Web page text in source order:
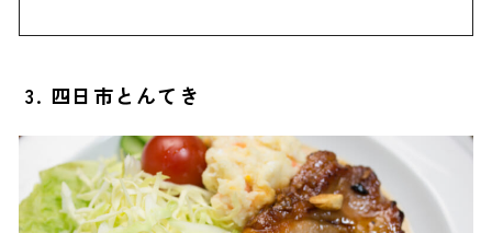
3. 四日市とんてき